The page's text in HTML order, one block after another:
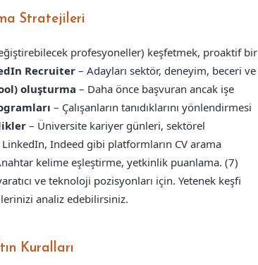
Stratejileri
profesyoneller) keşfetmek, proaktif bir
Recruiter – Adayları sektör, deneyim, beceri ve
oluşturma – Daha önce başvuran ancak işe
– Çalışanların tanıdıklarını yönlendirmesi
– Üniversite kariyer günleri, sektörel
LinkedIn, Indeed gibi platformların CV arama
kelime eşleştirme, yetkinlik puanlama. (7)
ve teknoloji pozisyonları için. Yetenek keşfi
analiz edebilirsiniz.
Kuralları